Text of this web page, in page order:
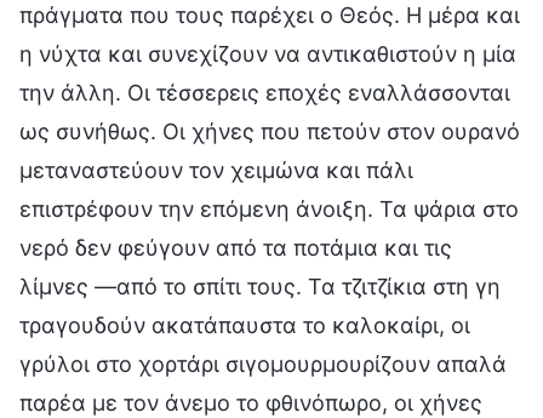
πράγματα που τους παρέχει ο Θεός. Η μέρα και
η νύχτα και συνεχίζουν να αντικαθιστούν η μία
την άλλη. Οι τέσσερεις εποχές εναλλάσσονται
ως συνήθως. Οι χήνες που πετούν στον ουρανό
μεταναστεύουν τον χειμώνα και πάλι
επιστρέφουν την επόμενη άνοιξη. Τα ψάρια στο
νερό δεν φεύγουν από τα ποτάμια και τις
λίμνες —από το σπίτι τους. Τα τζιτζίκια στη γη
τραγουδούν ακατάπαυστα το καλοκαίρι, οι
γρύλοι στο χορτάρι σιγομουρμουρίζουν απαλά
παρέα με τον άνεμο το φθινόπωρο, οι χήνες